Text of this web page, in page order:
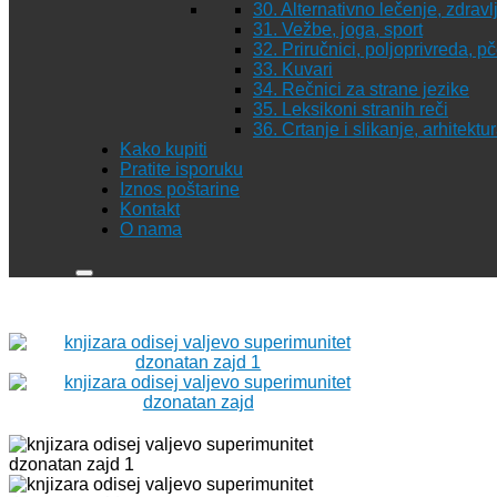
30. Alternativno lečenje,
31. Vežbe, joga, sport
32. Priručnici, poljoprivreda,
33. Kuvari
34. Rečnici za strane jezike
35. Leksikoni stranih reči
36. Crtanje i slikanje,
Kako kupiti
Pratite isporuku
Iznos poštarine
Kontakt
O nama